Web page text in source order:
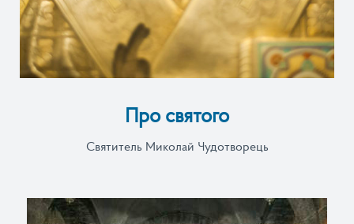
Про святого
Святитель Миколай Чудотворець